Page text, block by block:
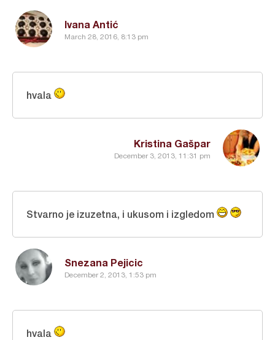
Ivana Antić
March 28, 2016, 8:13 pm
Kristina Gašpar
December 3, 2013, 11:31 pm
hvala
Snezana Pejicic
December 2, 2013, 1:53 pm
Stvarno je izuzetna, i ukusom i izgledom
hvala